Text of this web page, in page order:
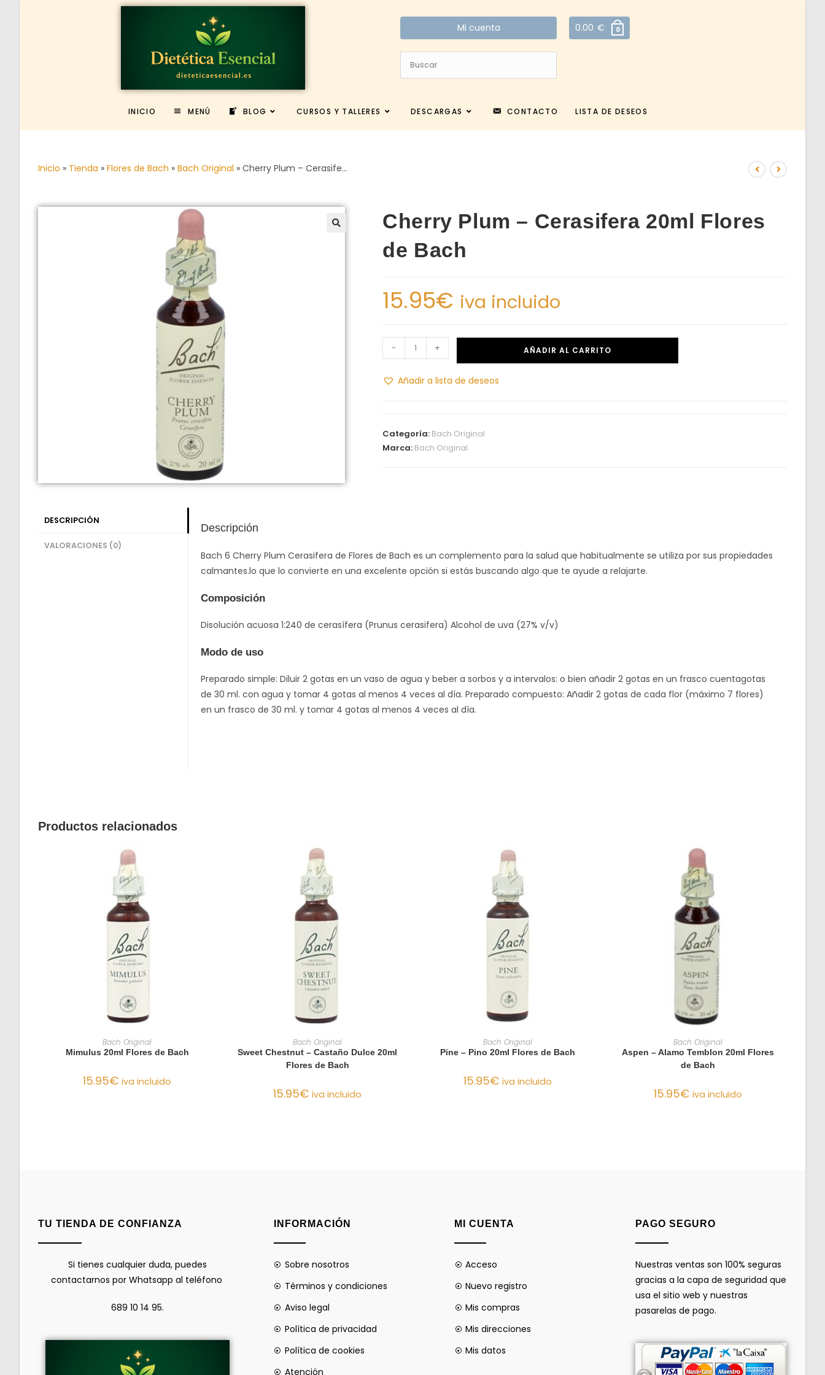
Mi cuenta 0.00 € 0
INICIO MENÚ BLOG CURSOS Y TALLERES DESCARGAS CONTACTO LISTA DE DESEOS
Inicio » Tienda » Flores de Bach » Bach Original » Cherry Plum – Cerasife…
Cherry Plum – Cerasifera 20ml Flores
de Bach
15.95€ iva incluido
- + AÑADIR AL CARRITO
Añadir a lista de deseos
Categoría: Bach Original
Marca: Bach Original
DESCRIPCIÓN
VALORACIONES (0)
Descripción
Bach 6 Cherry Plum Cerasifera de Flores de Bach es un complemento para la salud que habitualmente se utiliza por sus propiedades
calmantes.lo que lo convierte en una excelente opción si estás buscando algo que te ayude a relajarte.
Composición
Disolución acuosa 1:240 de cerasífera (Prunus cerasifera) Alcohol de uva (27% v/v)
Modo de uso
Preparado simple: Diluir 2 gotas en un vaso de agua y beber a sorbos y a intervalos: o bien añadir 2 gotas en un frasco cuentagotas
de 30 ml. con agua y tomar 4 gotas al menos 4 veces al día. Preparado compuesto: Añadir 2 gotas de cada flor (máximo 7 flores)
en un frasco de 30 ml. y tomar 4 gotas al menos 4 veces al día.
Productos relacionados
AÑADIR AL CARRITO
Bach Original
Mimulus 20ml Flores de Bach
15.95€ iva incluido
AÑADIR AL CARRITO
Bach Original
Sweet Chestnut – Castaño Dulce 20ml
Flores de Bach
15.95€ iva incluido
AÑADIR AL CARRITO
Bach Original
Pine – Pino 20ml Flores de Bach
15.95€ iva incluido
AÑADIR AL CARRITO
Bach Original
Aspen – Alamo Temblon 20ml Flores
de Bach
15.95€ iva incluido
TU TIENDA DE CONFIANZA
Si tienes cualquier duda, puedes
contactarnos por Whatsapp al teléfono
689 10 14 95.
INFORMACIÓN
Sobre nosotros
Términos y condiciones
Aviso legal
Política de privacidad
Política de cookies
Atención
MI CUENTA
Acceso
Nuevo registro
Mis compras
Mis direcciones
Mis datos
PAGO SEGURO
Nuestras ventas son 100% seguras
gracias a la capa de seguridad que
usa el sitio web y nuestras
pasarelas de pago.